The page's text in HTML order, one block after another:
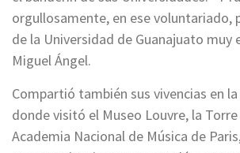
orgullosamente, en ese voluntariado,
de la Universidad de Guanajuato muy
Miguel Ángel.
Compartió también sus vivencias en
donde visitó el Museo Louvre, la Torre
Academia Nacional de Música de